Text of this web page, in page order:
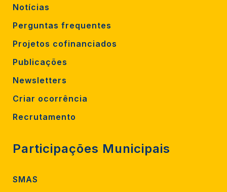
Notícias
Perguntas frequentes
Projetos cofinanciados
Publicações
Newsletters
Criar ocorrência
Recrutamento
Participações Municipais
SMAS